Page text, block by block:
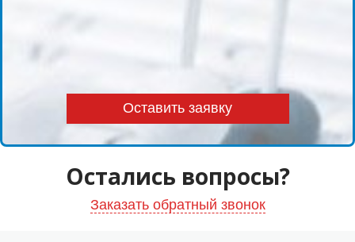
Остались вопросы?
Заказать обратный звонок